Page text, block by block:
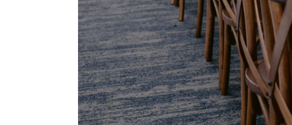
Instagram
Twitter
Contact Us
Appointment